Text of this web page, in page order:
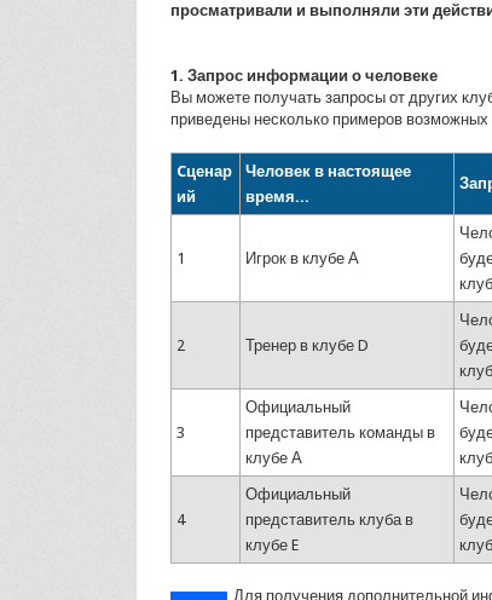
просматривали и выполняли эти
1. Запрос информации о человеке
Вы можете получать запросы от других
приведены несколько примеров возможных
Cценар
ий
Человек в настоящее
время...
1 Игрок в клубе А
2 Тренер в клубе D
3
Официальный
представитель команды в
клубе А
4
Официальный
представитель клуба в
клубе E
Для получения дополнительной